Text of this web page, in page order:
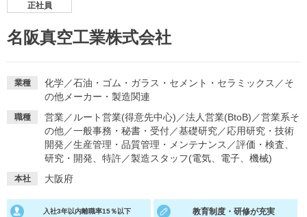
探す
イベントを探す スカウト お知らせ
就活ノウハウ・サポート
就活支援 就活コラム
正社員
名阪真空工業株式会社
業種 化学／石油・ゴム・ガラス・セメント・セラミックス ／そ
の他メーカー・製造関連
職種 営業／ ルート営業(得意先中心) ／法人営業(BtoB) ／営業系そ
の他／一般事務・秘書・受付／基礎研究／応用研究・技術
開発 ／生産管理・品質管理・メンテナンス ／評価・検査、
研究・開発、特許／製造スタッフ(電気、電子、機械)
本社 大阪府
入社3年以内離職率15％以下 教育制度・研修が充実